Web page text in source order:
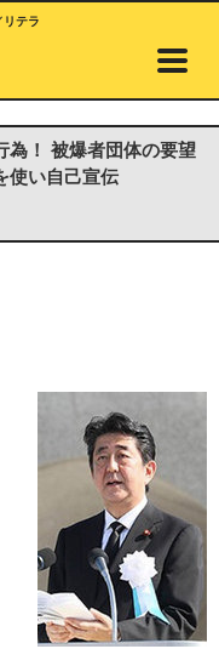
テラ
為！ 被爆者団体の要望
使い自己宣伝